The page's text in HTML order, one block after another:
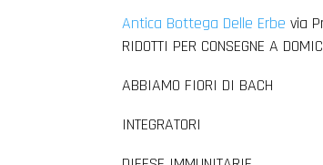
Antica Bottega Delle Erbe via
RIDOTTI PER CONSEGNE A
ABBIAMO FIORI DI BACH
INTEGRATORI